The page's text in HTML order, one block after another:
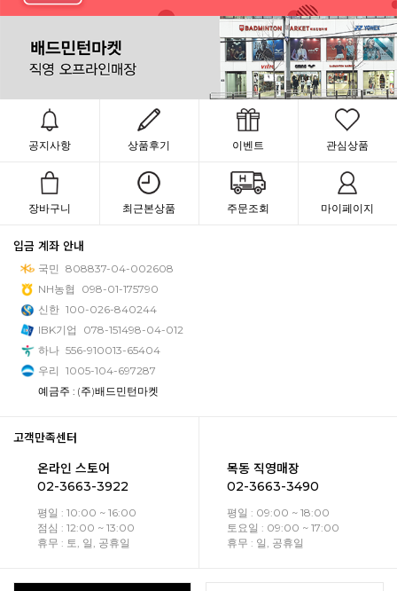
공지사항 상품후기 이벤트 관심상품
장바구니 최근본상품 주문조회 마이페이지
입금 계좌 안내
국민 808837-04-002608
NH농협
098-01-175790
신한 100-026-840244
IBK기업
078-151498-04-012
하나 556-910013-65404
우리 1005-104-697287
예금주 : (주)배드민턴마켓
고객만족센터
온라인 스토어
02-3663-3922
평일 : 10:00 ~ 16:00
점심 : 12:00 ~ 13:00
휴무 : 토, 일, 공휴일
목동 직영매장
02-3663-3490
평일 : 09:00 ~ 18:00
토요일 : 09:00 ~ 17:00
휴무 : 일, 공휴일